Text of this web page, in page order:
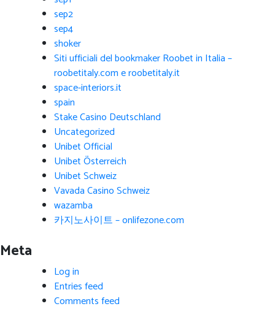
sep2
sep4
shoker
Siti ufficiali del bookmaker Roobet in Italia –
roobetitaly.com e roobetitaly.it
space-interiors.it
spain
Stake Casino Deutschland
Uncategorized
Unibet Official
Unibet Österreich
Unibet Schweiz
Vavada Casino Schweiz
wazamba
카지노사이트 – onlifezone.com
Meta
Log in
Entries feed
Comments feed